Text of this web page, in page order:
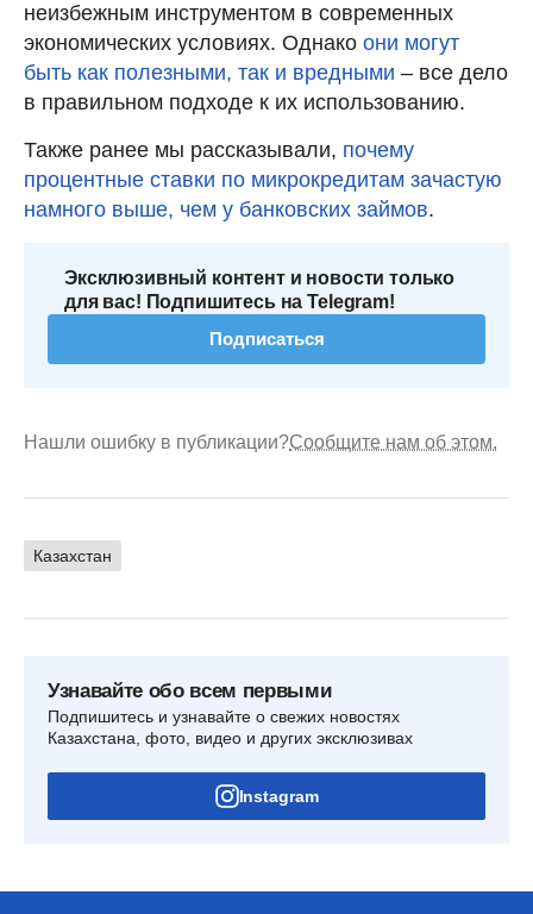
неизбежным инструментом в современных
экономических условиях. Однако они могут
быть как полезными, так и вредными – все дело
в правильном подходе к их использованию.
Также ранее мы рассказывали, почему
процентные ставки по микрокредитам зачастую
намного выше, чем у банковских займов.
Эксклюзивный контент и новости только
для вас! Подпишитесь на Telegram!
Подписаться
Нашли ошибку в публикации?Сообщите нам об этом.
Казахстан
Узнавайте обо всем первыми
Подпишитесь и узнавайте о свежих новостях
Казахстана, фото, видео и других эксклюзивах
Instagram